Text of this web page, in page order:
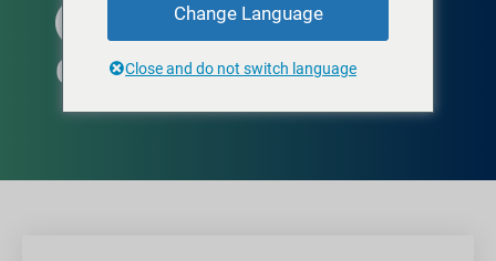
WELTWEIT VERFÜGBAR
Geborgene Stahltrommel
Change Language
Close and do not switch language